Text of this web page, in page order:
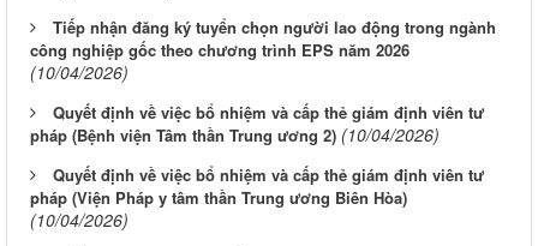
Tiếp nhận đăng ký tuyển chọn người lao động trong ngành
công nghiệp gốc theo chương trình EPS năm 2026
(10/04/2026)
Quyết định về việc bổ nhiệm và cấp thẻ giám định viên tư
pháp (Bệnh viện Tâm thần Trung ương 2) (10/04/2026)
Quyết định về việc bổ nhiệm và cấp thẻ giám định viên tư
pháp (Viện Pháp y tâm thần Trung ương Biên Hòa)
(10/04/2026)